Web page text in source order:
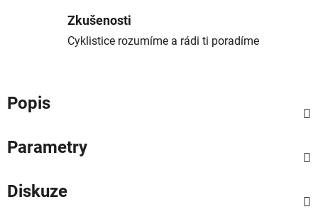
Zkušenosti
Cyklistice rozumíme a rádi ti poradíme
Popis
Parametry
Diskuze